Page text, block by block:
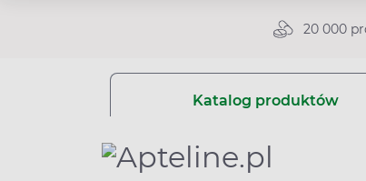
20 000
Katalog produktów